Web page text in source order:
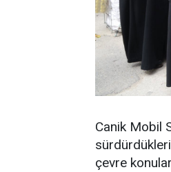
Canik Mobil
çevre